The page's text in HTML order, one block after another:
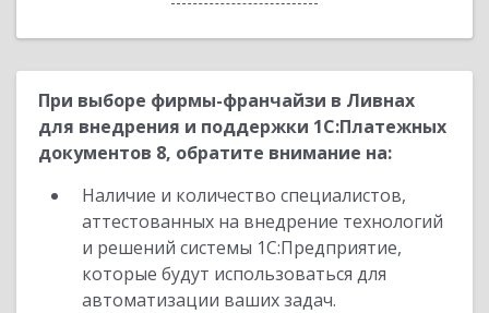
При выборе фирмы-франчайзи в Ливнах
для внедрения и поддержки 1С:Платежных
документов 8, обратите внимание на:
Наличие и количество специалистов,
аттестованных на внедрение технологий
и решений системы 1С:Предприятие,
которые будут использоваться для
автоматизации ваших задач.